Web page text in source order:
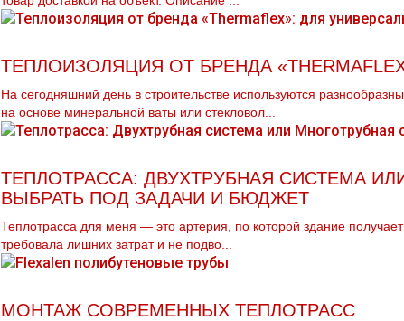
ТЕПЛОИЗОЛЯЦИЯ ОТ БРЕНДА
На сегодняшний день в строительстве используются
на основе минеральной ваты или стекловол...
ТЕПЛОТРАССА: ДВУХТРУБНАЯ СИСТЕМА
ВЫБРАТЬ ПОД ЗАДАЧИ И БЮДЖЕТ
Теплотрасса для меня — это артерия, по которой здание
требовала лишних затрат и не подво...
МОНТАЖ СОВРЕМЕННЫХ ТЕПЛОТРАСС